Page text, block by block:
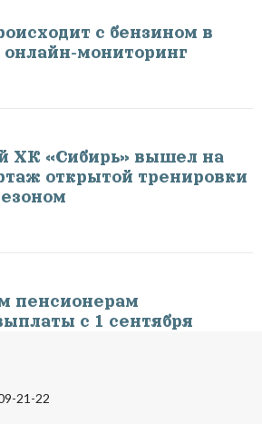
с бензином в
онлайн-мониторинг
ХК «Сибирь» вышел на
открытой тренировки
пенсионерам
с 1 сентября
21-22